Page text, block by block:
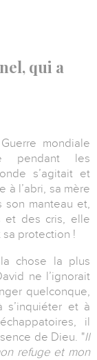
qui a
mondiale
pendant les
s’agitait et
à l’abri, sa mère
manteau et,
et des cris, elle
protection !
chose la plus
ne l’ignorait
quelconque,
et à
il
de Dieu. "Il
refuge et mon